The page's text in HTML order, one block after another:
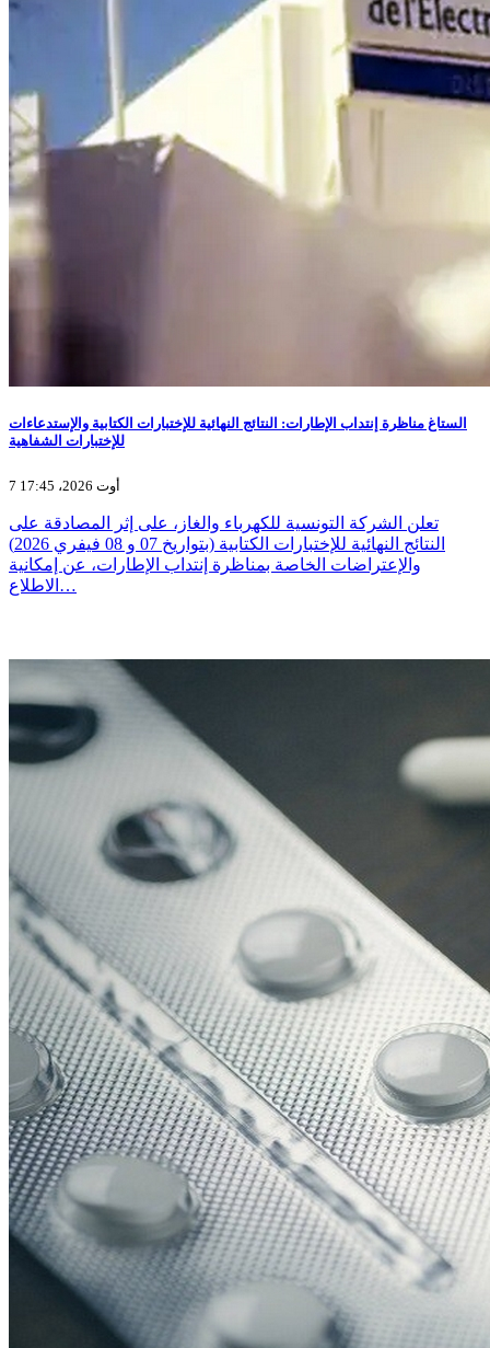
الستاغ مناظرة إنتداب الإطارات: النتائج النهائية للإختبارات الكتابية والإستدعاءات
للإختبارات الشفاهية
7 أوت 2026، 17:45
تعلن الشركة التونسية للكهرباء والغاز، على إثر المصادقة على
النتائج النهائية للإختبارات الكتابية (بتواريخ 07 و 08 فيفري 2026)
والإعتراضات الخاصة بمناظرة إنتداب الإطارات، عن إمكانية
الاطلاع…